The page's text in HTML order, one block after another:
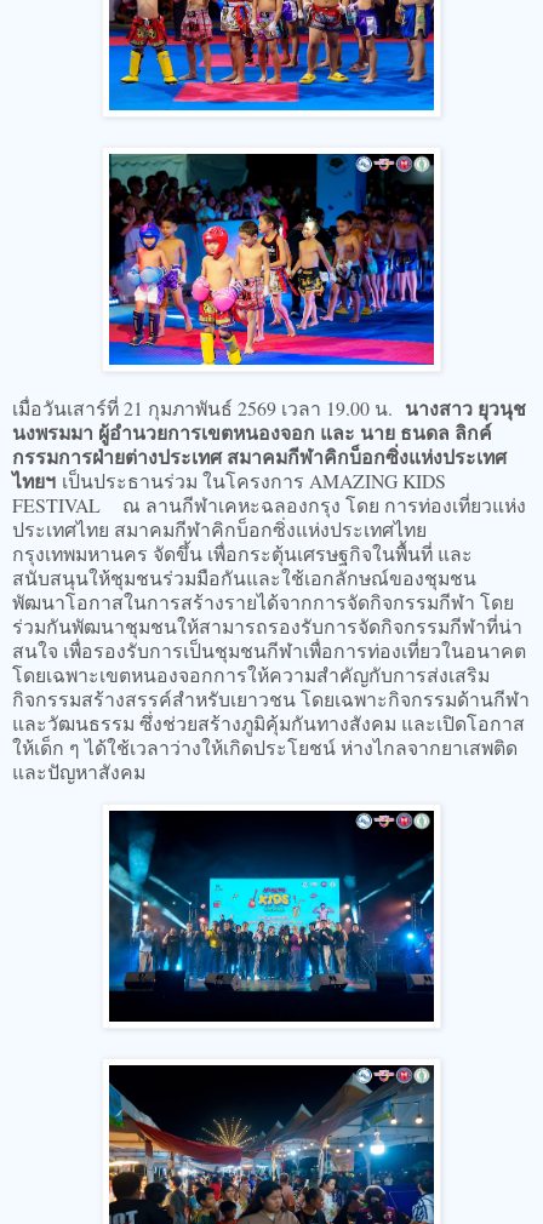
เมื่อวันเสาร์ที่ 21 กุมภาพันธ์ 2569 เวลา 19.00 น. นางสาว ยุวนุช
นงพรมมา ผู้อำนวยการเขตหนองจอก และ นาย ธนดล ลิกค์
กรรมการฝ่ายต่างประเทศ สมาคมกีฬาคิกบ็อกซิ่งแห่งประเทศ
ไทยฯ เป็นประธานร่วม ในโครงการ AMAZING KIDS
FESTIVAL ณ ลานกีฬาเคหะฉลองกรุง โดย การท่องเที่ยวแห่ง
ประเทศไทย สมาคมกีฬาคิกบ็อกซิ่งแห่งประเทศไทย
กรุงเทพมหานคร จัดขึ้น เพื่อกระตุ้นเศรษฐกิจในพื้นที่ และ
สนับสนุนให้ชุมชนร่วมมือกันและใช้เอกลักษณ์ของชุมชน
พัฒนาโอกาสในการสร้างรายได้จากการจัดกิจกรรมกีฬา โดย
ร่วมกันพัฒนาชุมชนให้สามารถรองรับการจัดกิจกรรมกีฬาที่น่า
สนใจ เพื่อรองรับการเป็นชุมชนกีฬาเพื่อการท่องเที่ยวในอนาคต
โดยเฉพาะเขตหนองจอกการให้ความสำคัญกับการส่งเสริม
กิจกรรมสร้างสรรค์สำหรับเยาวชน โดยเฉพาะกิจกรรมด้านกีฬา
และวัฒนธรรม ซึ่งช่วยสร้างภูมิคุ้มกันทางสังคม และเปิดโอกาส
ให้เด็ก ๆ ได้ใช้เวลาว่างให้เกิดประโยชน์ ห่างไกลจากยาเสพติด
และปัญหาสังคม